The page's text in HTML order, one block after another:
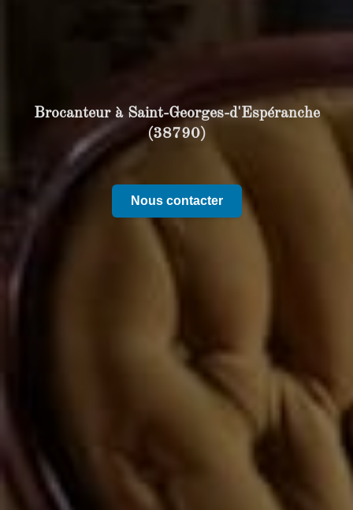
Brocanteur à Saint-Georges-d'Espéranche
(38790)
Nous contacter